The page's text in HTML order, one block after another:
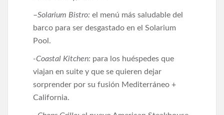
–Solarium Bistro: el menú más saludable del
barco para ser desgastado en el Solarium
Pool.
-Coastal Kitchen: para los huéspedes que
viajan en suite y que se quieren dejar
sorprender por su fusión Mediterráneo +
California.